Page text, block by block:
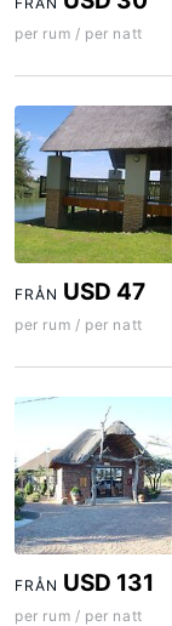
per rum / per natt
FRÅN USD 47
per rum / per natt
FRÅN USD 131
per rum / per natt